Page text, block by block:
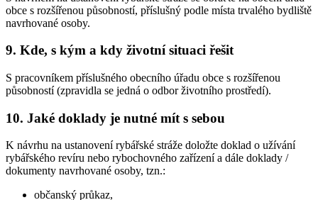
obce s rozšířenou působností, příslušný podle místa trvalého bydliště
navrhované osoby.
9. Kde, s kým a kdy životní situaci řešit
S pracovníkem příslušného obecního úřadu obce s rozšířenou
působností (zpravidla se jedná o odbor životního prostředí).
10. Jaké doklady je nutné mít s sebou
K návrhu na ustanovení rybářské stráže doložte doklad o užívání
rybářského revíru nebo rybochovného zařízení a dále doklady /
dokumenty navrhované osoby, tzn.:
občanský průkaz,